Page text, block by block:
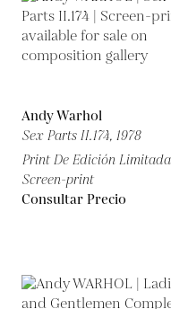
Andy Warhol
Sex Parts II.174, 1978
Print De Edición Limitada
Screen-print
Consultar Precio